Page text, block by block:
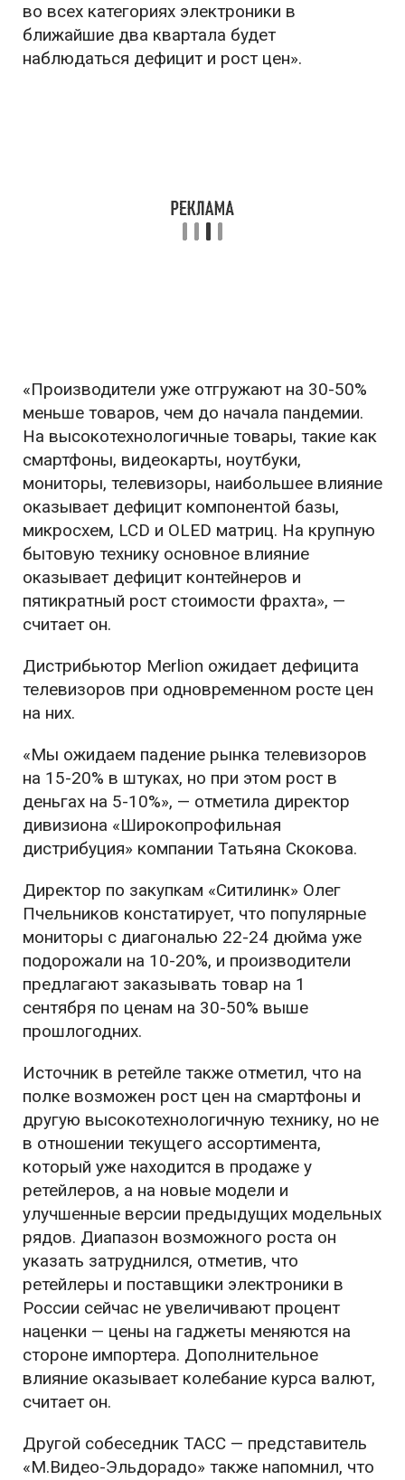
во всех категориях электроники в
ближайшие два квартала будет
наблюдаться дефицит и рост цен».
«Производители уже отгружают на 30-50%
меньше товаров, чем до начала пандемии.
На высокотехнологичные товары, такие как
смартфоны, видеокарты, ноутбуки,
мониторы, телевизоры, наибольшее влияние
оказывает дефицит компонентой базы,
микросхем, LCD и OLED матриц. На крупную
бытовую технику основное влияние
оказывает дефицит контейнеров и
пятикратный рост стоимости фрахта», —
считает он.
Дистрибьютор Merlion ожидает дефицита
телевизоров при одновременном росте цен
на них.
«Мы ожидаем падение рынка телевизоров
на 15-20% в штуках, но при этом рост в
деньгах на 5-10%», — отметила директор
дивизиона «Широкопрофильная
дистрибуция» компании Татьяна Скокова.
Директор по закупкам «Ситилинк» Олег
Пчельников констатирует, что популярные
мониторы с диагональю 22-24 дюйма уже
подорожали на 10-20%, и производители
предлагают заказывать товар на 1
сентября по ценам на 30-50% выше
прошлогодних.
Источник в ретейле также отметил, что на
полке возможен рост цен на смартфоны и
другую высокотехнологичную технику, но не
в отношении текущего ассортимента,
который уже находится в продаже у
ретейлеров, а на новые модели и
улучшенные версии предыдущих модельных
рядов. Диапазон возможного роста он
указать затруднился, отметив, что
ретейлеры и поставщики электроники в
России сейчас не увеличивают процент
наценки — цены на гаджеты меняются на
стороне импортера. Дополнительное
влияние оказывает колебание курса валют,
считает он.
Другой собеседник ТАСС — представитель
«М.Видео-Эльдорадо» также напомнил, что